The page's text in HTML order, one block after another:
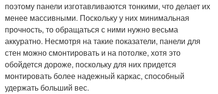
поэтому панели изготавливаются тонкими, что делает их
менее массивными. Поскольку у них минимальная
прочность, то обращаться с ними нужно весьма
аккуратно. Несмотря на такие показатели, панели для
стен можно смонтировать и на потолке, хотя это
обойдется дороже, поскольку для них придется
монтировать более надежный каркас, способный
удержать больший вес.